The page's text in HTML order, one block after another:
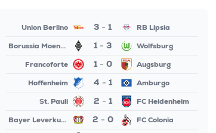
Union Berlino 3 - 1
RB Lipsia
Borussia Moenchengladbach
1 - 3
Wolfsburg
Francoforte
1- 0
Augsburg
Hoffenheim
4 - 1
Amburgo
St. Pauli
2 - 1
FC Heidenheim
Bayer Leverkusen
2 - 0 FC Colonia